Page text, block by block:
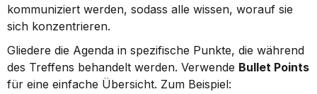
kommuniziert werden, sodass alle wissen, worauf sie
sich konzentrieren.
Gliedere die Agenda in spezifische Punkte, die während
des Treffens behandelt werden. Verwende Bullet Points
für eine einfache Übersicht. Zum Beispiel: